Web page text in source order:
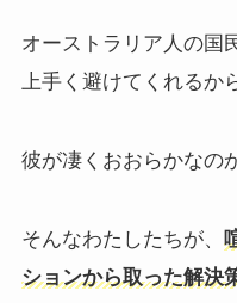
オーストラリア人の国
上手く避けてくれるか
彼が凄くおおらかなの
そんなわたしたちが、
ションから取った解決